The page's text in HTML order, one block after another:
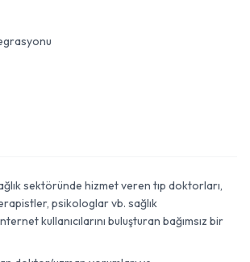
sektöründe hizmet veren tıp doktorları,
psikologlar vb. sağlık
kullanıcılarını buluşturan bağımsız bir